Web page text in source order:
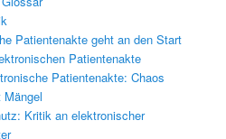
Patientenakte geht an den Start
Patientenakte
Patientenakte: Chaos
Mängel
Kritik an elektronischer